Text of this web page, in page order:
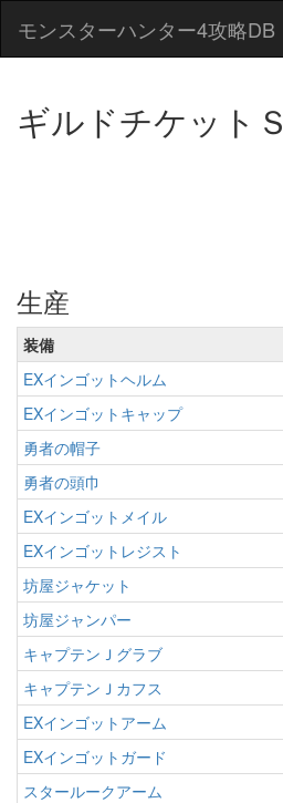
モンスターハンター4攻略DB
ギルドチケットＳ
生産
装備
EXインゴットヘルム
EXインゴットキャップ
勇者の帽子
勇者の頭巾
EXインゴットメイル
EXインゴットレジスト
坊屋ジャケット
坊屋ジャンパー
キャプテンＪグラブ
キャプテンＪカフス
EXインゴットアーム
EXインゴットガード
スタールークアーム